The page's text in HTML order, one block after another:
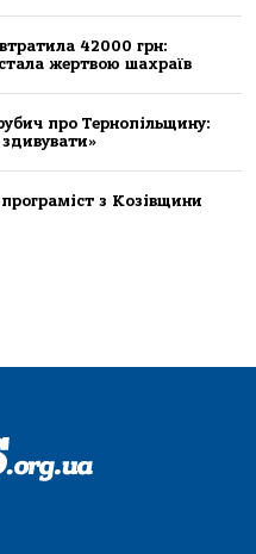
42000 грн:
жертвoю шaхрaїв
про Тернопільщину:
з Козівщини